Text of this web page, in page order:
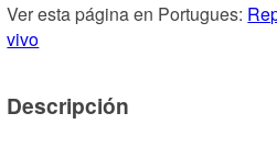
Ver esta página en Portugues:
vivo
Descripción